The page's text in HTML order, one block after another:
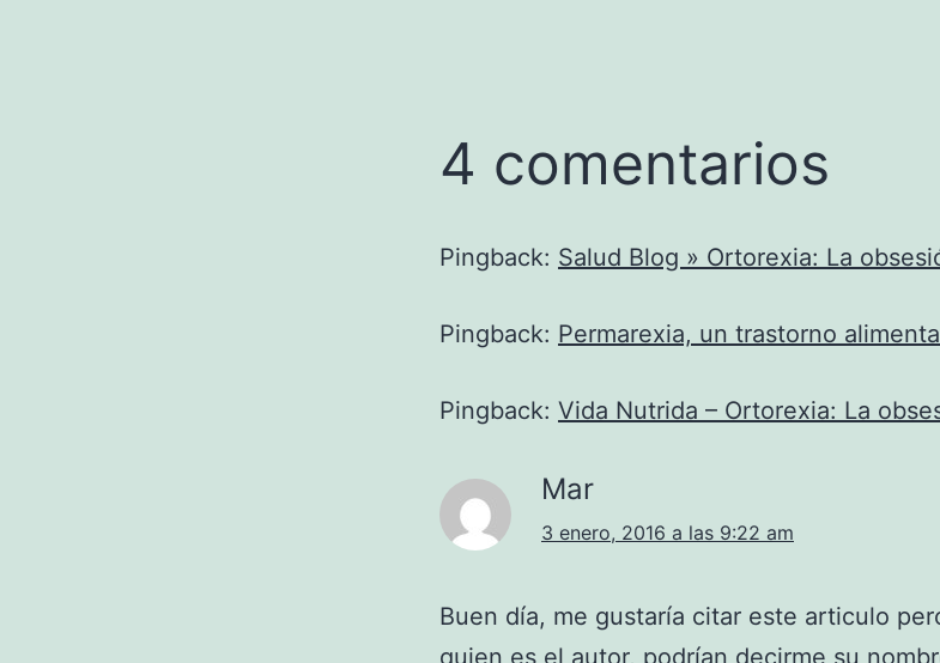
4 comentarios
Pingback: Salud Blog » Ortorexia: La
Pingback: Permarexia, un trastorno
Pingback: Vida Nutrida – Ortorexia: La
Mar
3 enero, 2016 a las 9:22 am
Buen día, me gustaría citar este articulo
quien es el autor, podrían decirme su